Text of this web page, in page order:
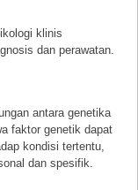
klinis
dan perawatan.
antara genetika
faktor genetik dapat
kondisi tertentu,
dan spesifik.